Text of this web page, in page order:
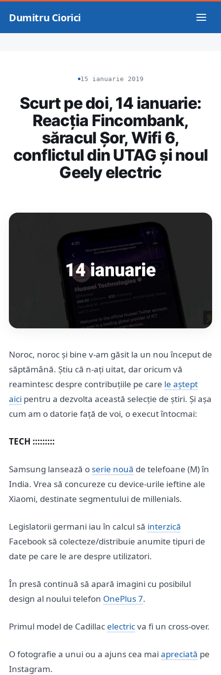
Dumitru Ciorici
15 ianuarie 2019
Scurt pe doi, 14 ianuarie:
Reacția Fincombank,
săracul Șor, Wifi 6,
conflictul din UTAG și noul
Geely electric
Noroc, noroc și bine v-am găsit la un nou început de
săptămână. Știu că n-ați uitat, dar oricum vă
reamintesc despre contribuțiile pe care le aștept
aici pentru a dezvolta această selecție de știri. Și așa
cum am o datorie față de voi, o execut întocmai:
TECH :::::::::
Samsung lansează o serie nouă de telefoane (M) în
India. Vrea să concureze cu device-urile ieftine ale
Xiaomi, destinate segmentului de millenials.
Legislatorii germani iau în calcul să interzică
Facebook să colecteze/distribuie anumite tipuri de
date pe care le are despre utilizatori.
În presă continuă să apară imagini cu posibilul
design al noului telefon OnePlus 7.
Primul model de Cadillac electricva fi un cross-over.
O fotografie a unui ou a ajuns cea mai apreciată pe
Instagram.